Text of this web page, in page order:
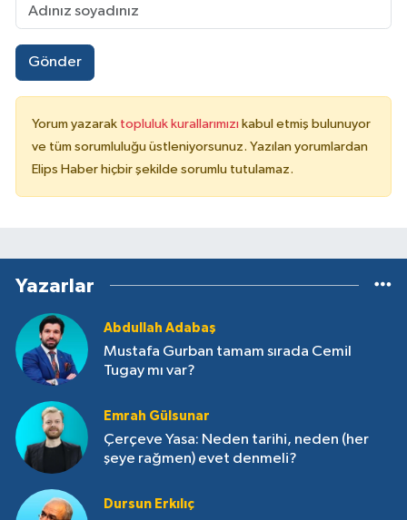
Gönder
Yorum yazarak topluluk kurallarımızı kabul etmiş bulunuyor
ve tüm sorumluluğu üstleniyorsunuz. Yazılan yorumlardan
Elips Haber hiçbir şekilde sorumlu tutulamaz.
Yazarlar
Abdullah Adabaş
Mustafa Gurban tamam sırada Cemil
Tugay mı var?
Emrah Gülsunar
Çerçeve Yasa: Neden tarihi, neden (her
şeye rağmen) evet denmeli?
Dursun Erkılıç